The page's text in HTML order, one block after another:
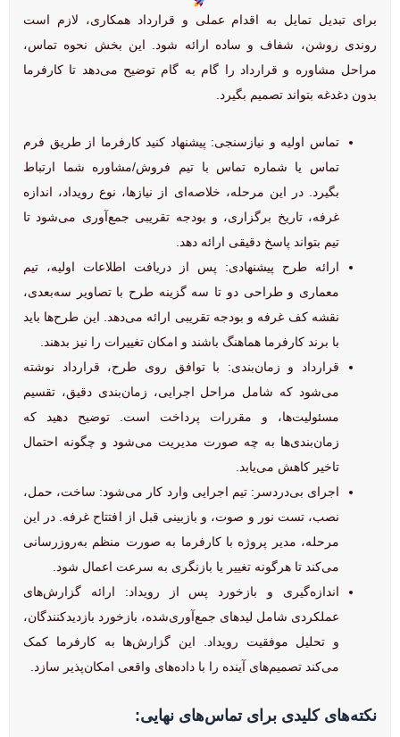
برای تبدیل تمایل به اقدام عملی و قرارداد همکاری، لازم است
روندی روشن، شفاف و ساده ارائه شود. این بخش نحوه تماس،
مراحل مشاوره و قرارداد را گام به گام توضیح می‌دهد تا کارفرما
بدون دغدغه بتواند تصمیم بگیرد.
تماس اولیه و نیازسنجی: پیشنهاد کنید کارفرما از طریق فرم
تماس یا شماره تماس با تیم فروش/مشاوره شما ارتباط
بگیرد. در این مرحله، خلاصه‌ای از نیازها، نوع رویداد، اندازه
غرفه، تاریخ برگزاری، و بودجه تقریبی جمع‌آوری می‌شود تا
تیم بتواند پاسخ دقیقی ارائه دهد.
ارائه طرح پیشنهادی: پس از دریافت اطلاعات اولیه، تیم
معماری و طراحی دو تا سه گزینه طرح با تصاویر سه‌بعدی،
نقشه کف غرفه و بودجه تقریبی ارائه می‌دهد. این طرح‌ها باید
با برند کارفرما هماهنگ باشند و امکان تغییرات را نیز بدهند.
قرارداد و زمان‌بندی: با توافق روی طرح، قرارداد نوشته
می‌شود که شامل مراحل اجرایی، زمان‌بندی دقیق، تقسیم
مسئولیت‌ها، و مقررات پرداخت است. توضیح دهید که
زمان‌بندی‌ها به چه صورت مدیریت می‌شود و چگونه احتمال
تاخیر کاهش می‌یابد.
اجرای بی‌دردسر: تیم اجرایی وارد کار می‌شود: ساخت، حمل،
نصب، تست نور و صوت، و بازبینی قبل از افتتاح غرفه. در این
مرحله، مدیر پروژه با کارفرما به صورت منظم به‌روز‌رسانی
می‌کند تا هرگونه تغییر یا بازنگری به سرعت اعمال شود.
اندازه‌گیری و بازخورد پس از رویداد: ارائه گزارش‌های
عملکردی شامل لیدهای جمع‌آوری‌شده، بازخورد بازدیدکنندگان،
و تحلیل موفقیت رویداد. این گزارش‌ها به کارفرما کمک
می‌کند تصمیم‌های آینده را با داده‌های واقعی امکان‌پذیر سازد.
نکته‌های کلیدی برای تماس‌های نهایی: